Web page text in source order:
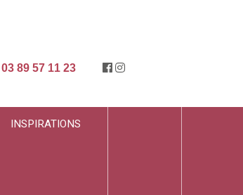
03 89 57 11 23
INSPIRATIONS